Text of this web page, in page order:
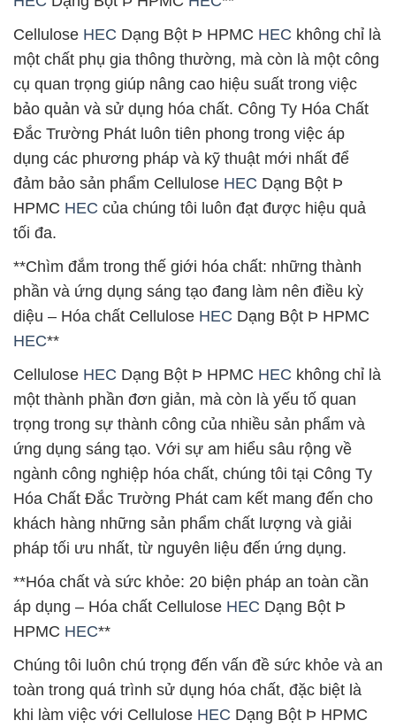
Cellulose HEC Dạng Bột Þ HPMC HEC không chỉ là
một chất phụ gia thông thường, mà còn là một công
cụ quan trọng giúp nâng cao hiệu suất trong việc
bảo quản và sử dụng hóa chất. Công Ty Hóa Chất
Đắc Trường Phát luôn tiên phong trong việc áp
dụng các phương pháp và kỹ thuật mới nhất để
đảm bảo sản phẩm Cellulose HEC Dạng Bột Þ
HPMC HEC của chúng tôi luôn đạt được hiệu quả
tối đa.
**Chìm đắm trong thế giới hóa chất: những thành
phần và ứng dụng sáng tạo đang làm nên điều kỳ
diệu – Hóa chất Cellulose HEC Dạng Bột Þ HPMC
HEC**
Cellulose HEC Dạng Bột Þ HPMC HEC không chỉ là
một thành phần đơn giản, mà còn là yếu tố quan
trọng trong sự thành công của nhiều sản phẩm và
ứng dụng sáng tạo. Với sự am hiểu sâu rộng về
ngành công nghiệp hóa chất, chúng tôi tại Công Ty
Hóa Chất Đắc Trường Phát cam kết mang đến cho
khách hàng những sản phẩm chất lượng và giải
pháp tối ưu nhất, từ nguyên liệu đến ứng dụng.
**Hóa chất và sức khỏe: 20 biện pháp an toàn cần
áp dụng – Hóa chất Cellulose HEC Dạng Bột Þ
HPMC HEC**
Chúng tôi luôn chú trọng đến vấn đề sức khỏe và an
toàn trong quá trình sử dụng hóa chất, đặc biệt là
khi làm việc với Cellulose HEC Dạng Bột Þ HPMC